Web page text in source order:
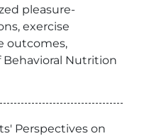
pleasure-
exercise
outcomes,
Nutrition
Perspectives on